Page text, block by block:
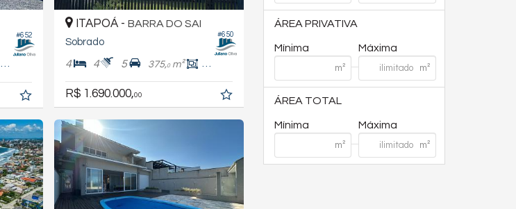
ÁREA PRIVATIVA
Mínima Máxima
ÁREA TOTAL
Mínima Máxima
#652
150,
#650
ITAPOÁ - BARRA DO SAI
Sobrado
4 4 5 375,0m² 224,
R$ 1.690.000,00